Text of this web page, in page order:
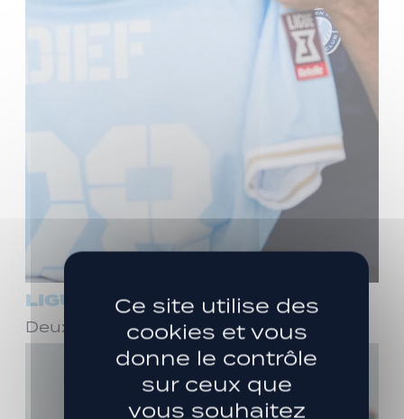
LIGUE 3
Deux ans de plus avec Stéphane Dief !
Ce site utilise des
cookies et vous
donne le contrôle
sur ceux que
vous souhaitez